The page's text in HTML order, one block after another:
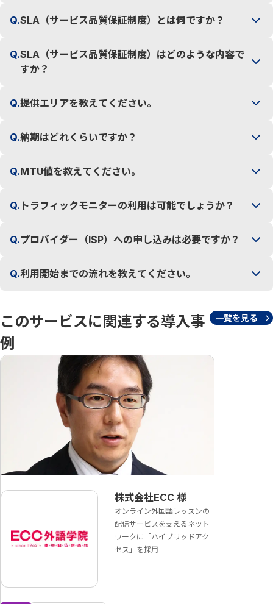
Q.SLA（サービス品質保証制度）とは何ですか？
Q.SLA（サービス品質保証制度）はどのような内容で
すか？
Q.提供エリアを教えてください。
Q.納期はどれくらいですか？
Q.MTU値を教えてください。
Q. トラフィックモニターの利用は可能でしょうか？
Q.プロバイダー（ISP）への申し込みは必要ですか？
Q.利用開始までの流れを教えてください。
このサービスに関連する導入事
例
一覧を見る
株式会社ECC 様
オンライン外国語レッスンの
配信サービスを支えるネット
ワークに「ハイブリッドアク
セス」を採用